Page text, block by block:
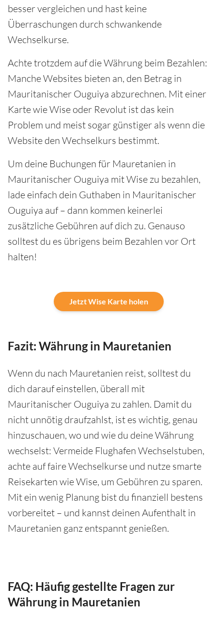
besser vergleichen und hast keine
Überraschungen durch schwankende
Wechselkurse.
Achte trotzdem auf die Währung beim Bezahlen:
Manche Websites bieten an, den Betrag in
Mauritanischer Ouguiya abzurechnen. Mit einer
Karte wie Wise oder Revolut ist das kein
Problem und meist sogar günstiger als wenn die
Website den Wechselkurs bestimmt.
Um deine Buchungen für Mauretanien in
Mauritanischer Ouguiya mit Wise zu bezahlen,
lade einfach dein Guthaben in Mauritanischer
Ouguiya auf – dann kommen keinerlei
zusätzliche Gebühren auf dich zu. Genauso
solltest du es übrigens beim Bezahlen vor Ort
halten!
Jetzt Wise Karte holen
Fazit: Währung in Mauretanien
Wenn du nach Mauretanien reist, solltest du
dich darauf einstellen, überall mit
Mauritanischer Ouguiya zu zahlen. Damit du
nicht unnötig draufzahlst, ist es wichtig, genau
hinzuschauen, wo und wie du deine Währung
wechselst: Vermeide Flughafen Wechselstuben,
achte auf faire Wechselkurse und nutze smarte
Reisekarten wie Wise, um Gebühren zu sparen.
Mit ein wenig Planung bist du finanziell bestens
vorbereitet – und kannst deinen Aufenthalt in
Mauretanien ganz entspannt genießen.
FAQ: Häufig gestellte Fragen zur
Währung in Mauretanien